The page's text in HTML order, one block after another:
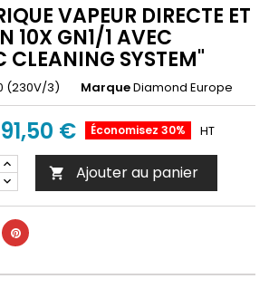
VAPEUR DIRECTE ET
10X GN1/1 AVEC
SYSTEM"
(230V/3) MarqueDiamond Europe
€ Économisez 30% HT
 Ajouter au panier